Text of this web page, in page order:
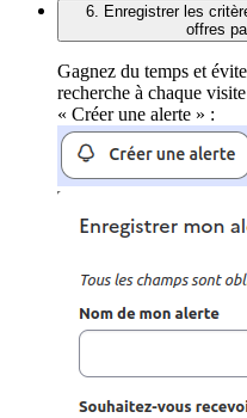
6. Enregistrer les
offres
Gagnez du temps et
recherche à chaque
« Créer une alerte » :